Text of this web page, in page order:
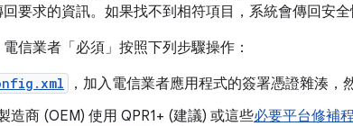
要求的資訊。如果找不到相符項目，系統會傳回安全
信業者「必須」按照下列步驟操作：
，加入電信業者應用程式的簽署憑證雜湊，
造商 (OEM) 使用 QPR1+ (建議) 或這些必要平台修補